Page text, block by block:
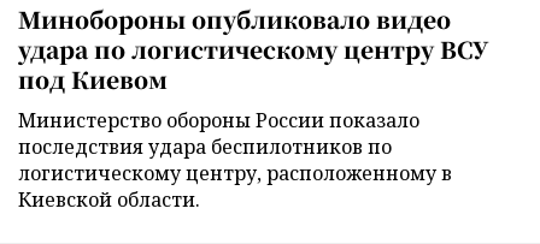
Минобороны опубликовало видео
удара по логистическому центру ВСУ
под Киевом
Министерство обороны России показало
последствия удара беспилотников по
логистическому центру, расположенному в
Киевской области.